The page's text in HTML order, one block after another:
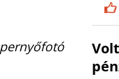
Volt